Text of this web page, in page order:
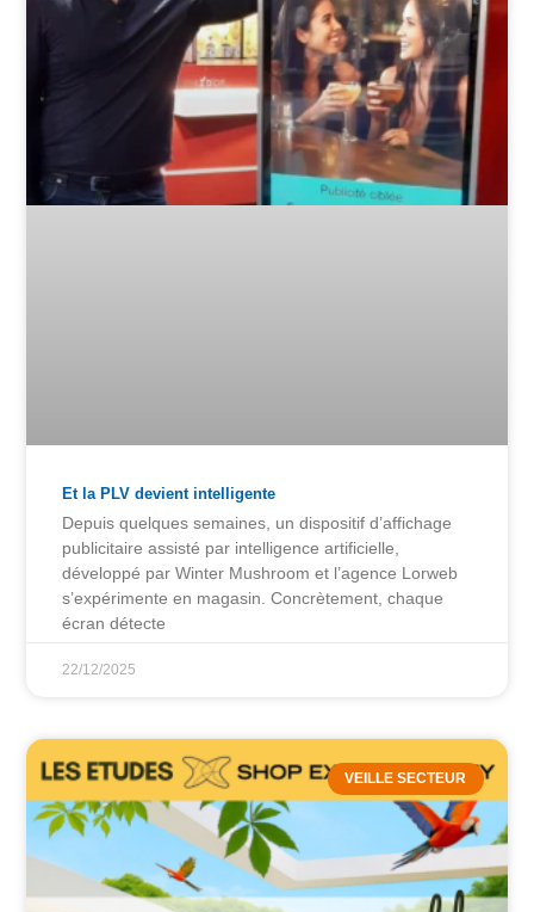
Et la PLV devient intelligente
Depuis quelques semaines, un dispositif d’affichage
publicitaire assisté par intelligence artificielle,
développé par Winter Mushroom et l’agence Lorweb
s’expérimente en magasin. Concrètement, chaque
écran détecte
22/12/2025
VEILLE SECTEUR